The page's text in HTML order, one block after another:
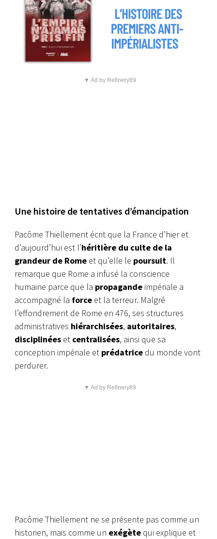
▼ Ad by Refinery89
Une histoire de tentatives d’émancipation
Pacôme Thiellement écrit que la France d’hier et
d’aujourd’hui est l’héritière du culte de la
grandeur de Rome et qu’elle le poursuit. Il
remarque que Rome a infusé la conscience
humaine parce que la propagande impériale a
accompagné la force et la terreur. Malgré
l’effondrement de Rome en 476, ses structures
administratives hiérarchisées, autoritaires,
disciplinées et centralisées, ainsi que sa
conception impériale et prédatrice du monde vont
perdurer.
▼ Ad by Refinery89
Pacôme Thiellement ne se présente pas comme un
historien, mais comme un exégète qui explique et